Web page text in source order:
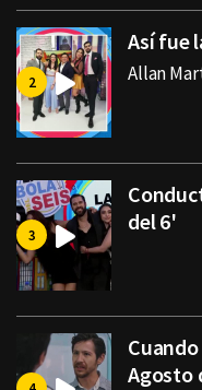
Así fue
Allan
del 6'
Agosto